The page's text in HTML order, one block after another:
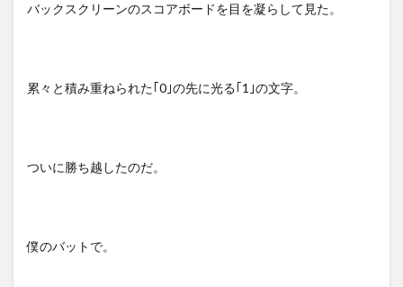
バックスクリーンのスコアボードを目を凝らして見た。
累々と積み重ねられた｢0 ｣の先に光る｢1 ｣の文字。
ついに勝ち越したのだ。
僕のバットで。